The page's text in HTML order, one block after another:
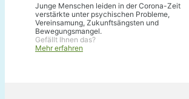
Junge Menschen leiden in der Corona-Zeit
verstärkte unter psychischen Probleme,
Vereinsamung, Zukunftsängsten und
Bewegungsmangel.
Gefällt Ihnen das?
Mehr erfahren